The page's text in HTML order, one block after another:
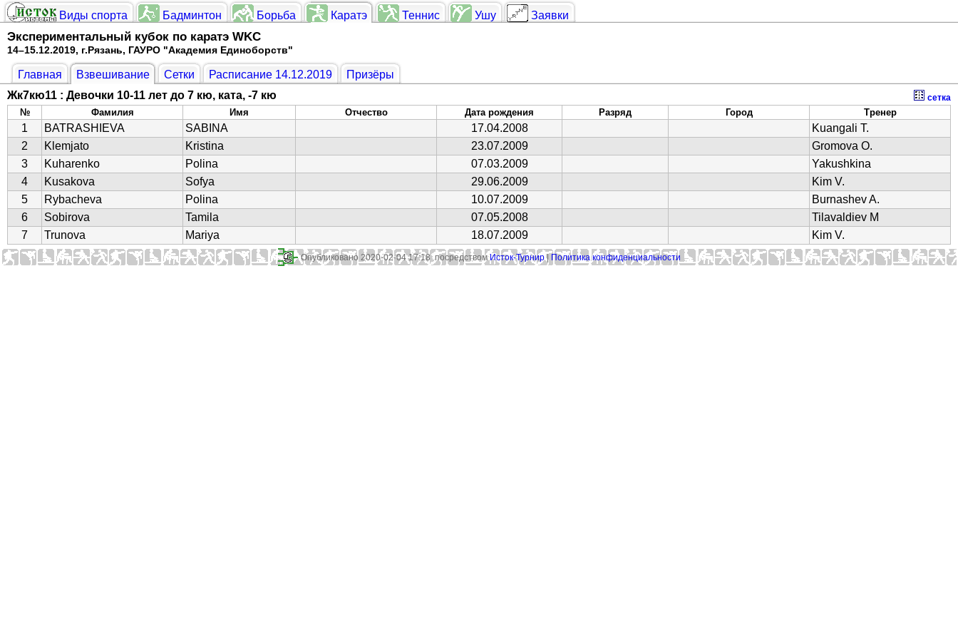
Виды спорта Бадминтон Борьба Каратэ Теннис Ушу Заявки
Экспериментальный кубок по каратэ WKC
14–15.12.2019, г.Рязань, ГАУРО "Академия Единоборств"
Главная Взвешивание Сетки Расписание 14.12.2019 Призёры
сетка
Жк7кю11 : Девочки 10-11 лет до 7 кю, ката, -7 кю
№ Фамилия Имя Отчество Дата рождения Разряд Город Тренер
1 BATRASHIEVA SABINA 17.04.2008
Kuangali T.
2
Klemjato Kristina 23.07.2009
Gromova O.
3
Kuharenko Polina 07.03.2009
Yakushkina
4
Kusakova Sofya 29.06.2009
Kim V.
5
Rybacheva Polina 10.07.2009
Burnashev A.
6
Sobirova Tamila 07.05.2008
Tilavaldiev М
7
Trunova Mariya 18.07.2009 Kim V.
Опубликовано 2020-02-04 17:18 посредствомИсток-Турнир| Политика конфиденциальности